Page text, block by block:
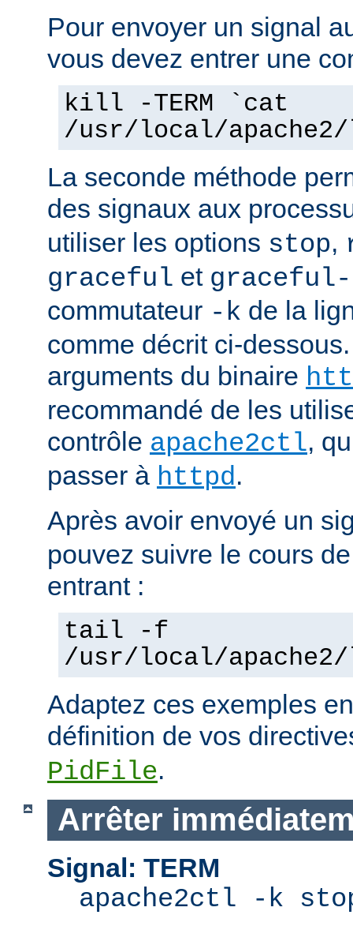
Pour envoyer un signal
vous devez entrer une
kill -TERM `cat
/usr/local/
La seconde méthode
des signaux aux
utiliser les options stop,
graceful et
commutateur -k de la
comme décrit ci-
arguments du binaire
recommandé de les
contrôle apache2ctl,
passer à httpd.
Après avoir envoyé un
pouvez suivre le cours
entrant :
tail -f
/usr/local/
Adaptez ces exemples
définition de vos
PidFile.
Arrêter
Signal: TERM
apache2ctl -k